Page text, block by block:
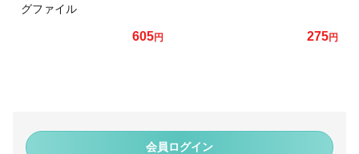
会員ログイン
グファイル
605円 275円